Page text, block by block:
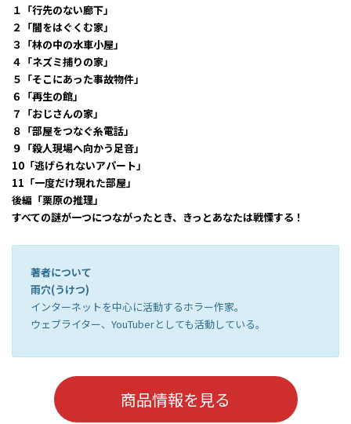
１「行先のない廊下」
２「闇をはぐくむ家」
３「林の中の水車小屋」
４「ネズミ捕りの家」
５「そこにあった事故物件」
６「再生の館」
７「おじさんの家」
８「部屋をつなぐ糸電話」
９「殺人現場へ向かう足音」
10「逃げられないアパート」
11「一度だけ現れた部屋」
後編「栗原の推理」
すべての謎が一つにつながったとき、きっとあなたは戦慄する！
著者について
雨穴(うけつ)
インターネットを中心に活動するホラー作家。
ウェブライター、YouTuberとしても活動している。
商品情報を見る